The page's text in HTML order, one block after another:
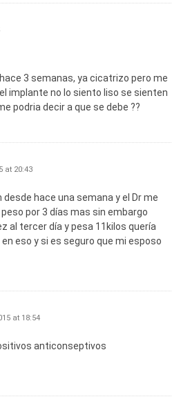
3 semanas, ya cicatrizo pero me
implante no lo siento liso se sienten
podria decir a que se debe ??
at 20:43
desde hace una semana y el Dr me
por 3 días mas sin embargo
al tercer día y pesa 11kilos quería
eso y si es seguro que mi esposo
at 18:54
anticonseptivos